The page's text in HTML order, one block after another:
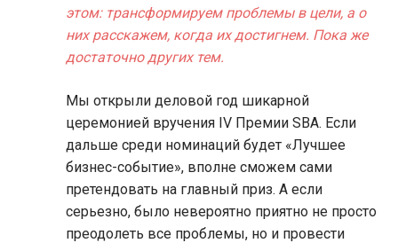
этом: трансформируем проблемы в цели, а о
них расскажем, когда их достигнем. Пока же
достаточно других тем.
Мы открыли деловой год шикарной
церемонией вручения IV Премии SBA. Если
дальше среди номинаций будет «Лучшее
бизнес-событие», вполне сможем сами
претендовать на главный приз. А если
серьезно, было невероятно приятно не просто
преодолеть все проблемы, но и провести